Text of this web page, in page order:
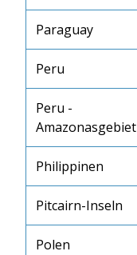
Paraguay
Peru
Peru -
Amazonasgebiet
Philippinen
Pitcairn-Inseln
Polen